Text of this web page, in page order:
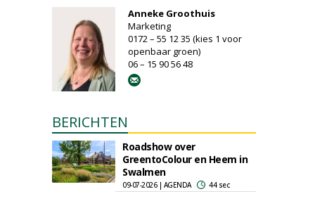
Anneke Groothuis
Marketing
0172 – 55 12 35 (kies 1 voor
openbaar groen)
06 – 15 90 56 48
BERICHTEN
Roadshow over
GreentoColour en Heem in
Swalmen
09-07-2026 | AGENDA 44 sec